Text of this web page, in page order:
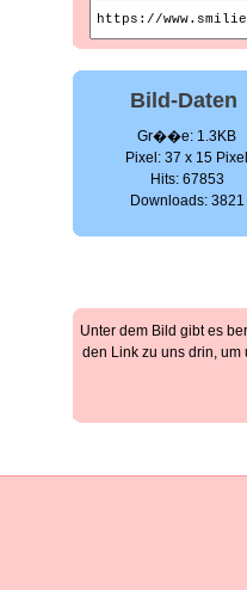
Bild-Daten
Gr��e: 1.3KB
Pixel: 37 x 15
Hits: 67853
Downloads: 3821
Unter dem Bild gibt es
den Link zu uns drin,